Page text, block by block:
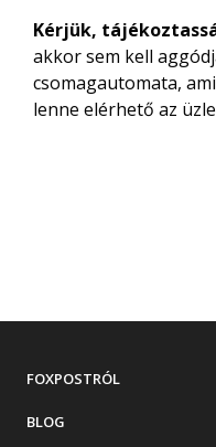
Kérjük,
akkor sem kell
csomagautomata,
lenne elérhető az
FOXPOSTRÓL
BLOG